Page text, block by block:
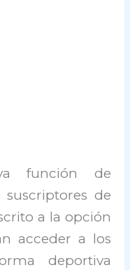
función de
de
a la opción
acceder a los
deportiva